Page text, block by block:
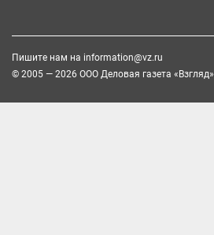
Пишите нам на information@vz.ru
© 2005 — 2026 ООО Деловая газета «Взгляд»